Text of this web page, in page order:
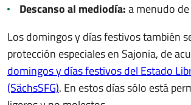
Descanso al mediodía:a menudo
Los domingos y días festivos también
protección especiales en Sajonia, de
domingos y días festivos del Estado
(SächsSFG). En estos días sólo está